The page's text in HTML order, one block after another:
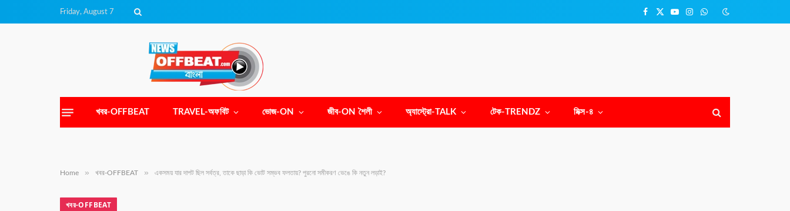
Friday, August 7
Facebook
X
YouTubeInstagram
WhatsApp
খবর-OFFBEAT TRAVEL-অফবিট ভোজ-ON জীব-ON শৈলী অ্যাস্ট্রো-TALK টেক-TRENDZ মিক্স-৪
Home » খবর-OFFBEAT » একসময় যার দাপট ছিল সর্বত্র, তাকে ছাড়া কি ভোট সম্ভব ফলতায়? পুরনো সমীকরণ ভেঙে কি নতুন লড়াই?
খবর-OFFBEAT